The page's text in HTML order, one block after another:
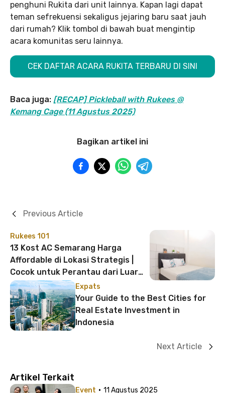
penghuni Rukita dari unit lainnya. Kapan lagi dapat
teman sefrekuensi sekaligus jejaring baru saat jauh
dari rumah? Klik tombol di bawah buat mengintip
acara komunitas seru lainnya.
CEK DAFTAR ACARA RUKITA TERBARU DI SINI
Baca juga: [RECAP] Pickleball with Rukees @
Kemang Cage (11 Agustus 2025)
Bagikan artikel ini
Rukees 101
13 Kost AC Semarang Harga
Affordable di Lokasi Strategis |
Cocok untuk Perantau dari Luar
Jawa!
Previous Article
Expats
Your Guide to the Best Cities for
Real Estate Investment in
Indonesia
Next Article
Artikel Terkait
Event · 11 Agustus 2025